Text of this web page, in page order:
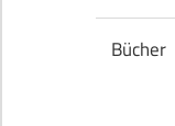
Bücher